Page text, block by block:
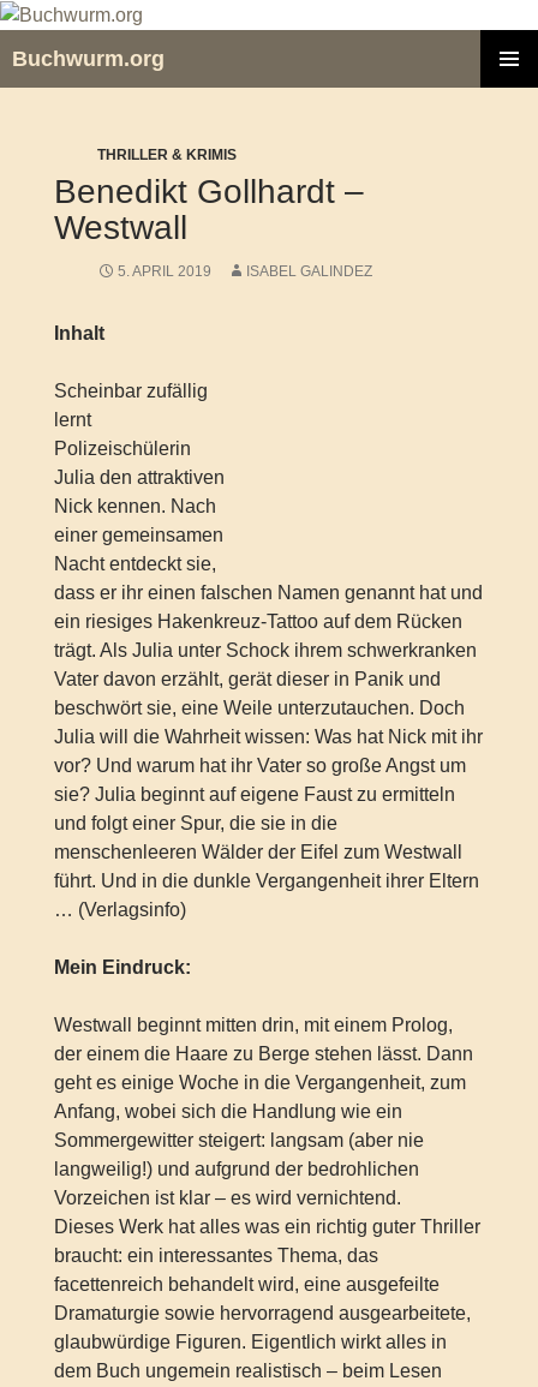
Zum
springen
Buchwurm.org
THRILLER & KRIMIS
Benedikt Gollhardt –
Westwall
5. APRIL 2019 ISABEL GALINDEZ
Inhalt
Scheinbar zufällig
lernt
Polizeischülerin
Julia den attraktiven
Nick kennen. Nach
einer gemeinsamen
Nacht entdeckt sie,
dass er ihr einen falschen Namen genannt hat und
ein riesiges Hakenkreuz-Tattoo auf dem Rücken
trägt. Als Julia unter Schock ihrem schwerkranken
Vater davon erzählt, gerät dieser in Panik und
beschwört sie, eine Weile unterzutauchen. Doch
Julia will die Wahrheit wissen: Was hat Nick mit ihr
vor? Und warum hat ihr Vater so große Angst um
sie? Julia beginnt auf eigene Faust zu ermitteln
und folgt einer Spur, die sie in die
menschenleeren Wälder der Eifel zum Westwall
führt. Und in die dunkle Vergangenheit ihrer Eltern
… (Verlagsinfo)
Mein Eindruck:
Westwall beginnt mitten drin, mit einem Prolog,
der einem die Haare zu Berge stehen lässt. Dann
geht es einige Woche in die Vergangenheit, zum
Anfang, wobei sich die Handlung wie ein
Sommergewitter steigert: langsam (aber nie
langweilig!) und aufgrund der bedrohlichen
Vorzeichen ist klar – es wird vernichtend.
Dieses Werk hat alles was ein richtig guter Thriller
braucht: ein interessantes Thema, das
facettenreich behandelt wird, eine ausgefeilte
Dramaturgie sowie hervorragend ausgearbeitete,
glaubwürdige Figuren. Eigentlich wirkt alles in
dem Buch ungemein realistisch – beim Lesen